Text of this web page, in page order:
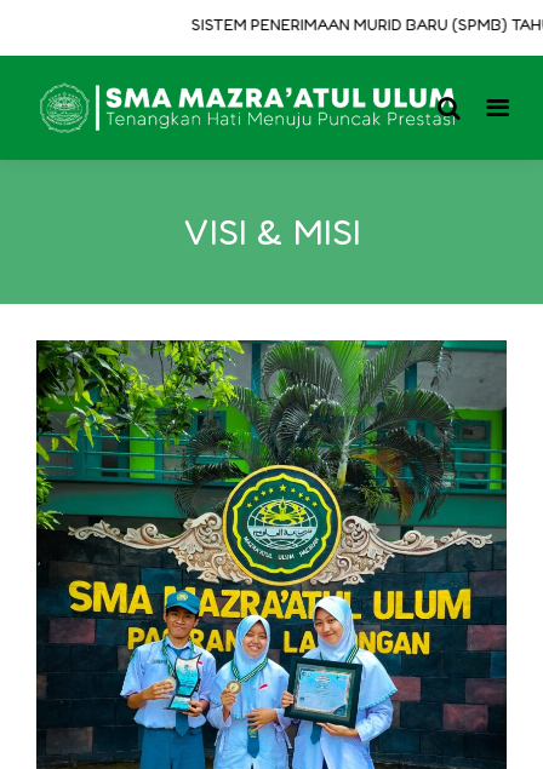
SISTEM PENERIMAAN MURID BARU (SPMB)
VISI & MISI